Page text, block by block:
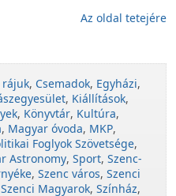
Az oldal tetejére
rájuk, Csemadok, Egyházi,
, Kiállítások,
, Könyvtár, Kultúra,
, Magyar óvoda, MKP,
Foglyok Szövetsége,
Astronomy, Sport, Szenc-
, Szenc város, Szenci
Szenci Magyarok, Színház,